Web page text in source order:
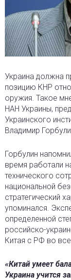
Украина должна
позицию КНР
оружия. Такое
НАН Украины,
Украинского
Владимир
Горбулин
время работали
технического
национальной
стратегический
упоминался.
определенной
российско-
Китая с РФ во
«Китай умеет
Украина учится